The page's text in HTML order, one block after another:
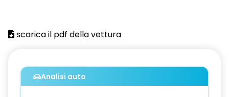
scarica il pdf della vettura
Analisi auto